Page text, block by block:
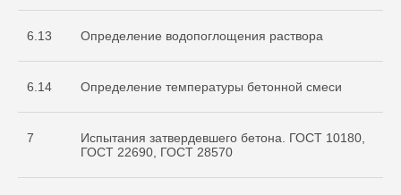
6.13 Определение водопоглощения раствора
6.14 Определение температуры бетонной смеси
7
Испытания затвердевшего бетона. ГОСТ 10180,
ГОСТ 22690, ГОСТ 28570
info@sdo-eng.ru
+7 999 996 42 12